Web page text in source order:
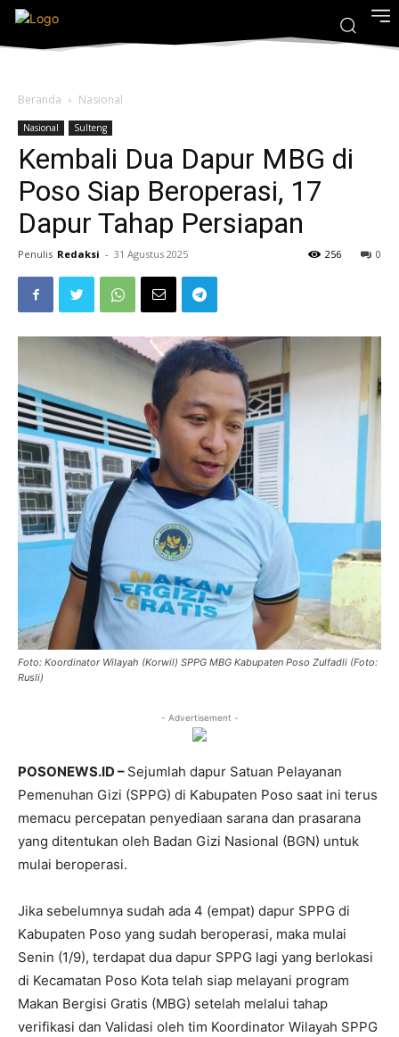
Beranda Nasional
Nasional Sulteng
Kembali Dua Dapur MBG di
Poso Siap Beroperasi, 17
Dapur Tahap Persiapan
Penulis Redaksi - 31 Agustus 2025 0
256
Foto: Koordinator Wilayah (Korwil) SPPG MBG Kabupaten Poso Zulfadli (Foto:
Rusli)
- Advertisement -
POSONEWS.ID – Sejumlah dapur Satuan Pelayanan
Pemenuhan Gizi (SPPG) di Kabupaten Poso saat ini terus
memacu percepatan penyediaan sarana dan prasarana
yang ditentukan oleh Badan Gizi Nasional (BGN) untuk
mulai beroperasi.
Jika sebelumnya sudah ada 4 (empat) dapur SPPG di
Kabupaten Poso yang sudah beroperasi, maka mulai
Senin (1/9), terdapat dua dapur SPPG lagi yang berlokasi
di Kecamatan Poso Kota telah siap melayani program
Makan Bergisi Gratis (MBG) setelah melalui tahap
verifikasi dan Validasi oleh tim Koordinator Wilayah SPPG